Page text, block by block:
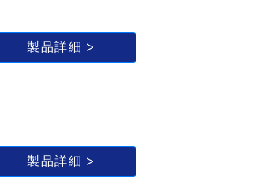
製品詳細
製品詳細